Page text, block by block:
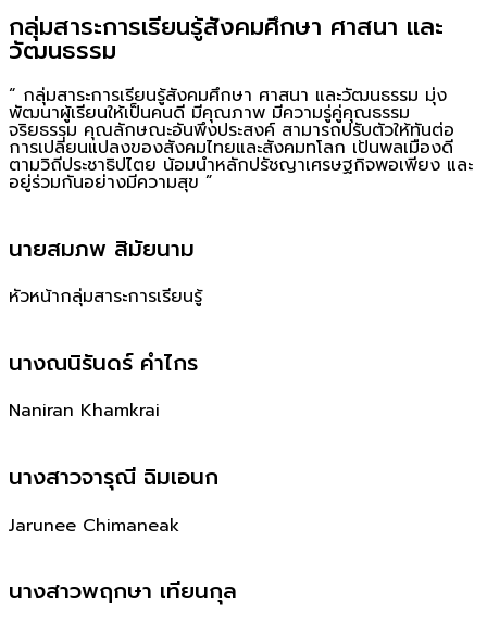
กลุ่มสาระการเรียนรู้สังคมศึกษา ศาสนา และ
วัฒนธรรม
“ กลุ่มสาระการเรียนรู้สังคมศึกษา ศาสนา และวัฒนธรรม มุ่ง
พัฒนาผู้เรียนให้เป็นคนดี มีคุณภาพ มีความรู่คู่คุณธรรม
จริยธรรม คุณลักษณะอันพึงประสงค์ สามารถปรับตัวให้ทันต่อ
การเปลี่ยนแปลงของสังคมไทยและสังคมทโลก เป้นพลเมืองดี
ตามวิถีประชาธิปไตย น้อมนำหลักปรัชญาเศรษฐกิจพอเพียง และ
อยู่ร่วมกันอย่างมีความสุข ”
นายสมภพ สิมัยนาม
หัวหน้ากลุ่มสาระการเรียนรู้
นางณนิรันดร์ คำไกร
Naniran Khamkrai
นางสาวจารุณี ฉิมเอนก
Jarunee Chimaneak
นางสาวพฤกษา เทียนกุล